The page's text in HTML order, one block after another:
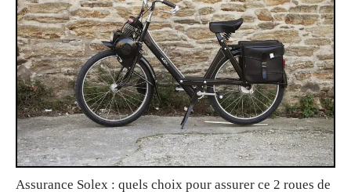
Assurance Solex : quels choix pour assurer ce 2 roues de